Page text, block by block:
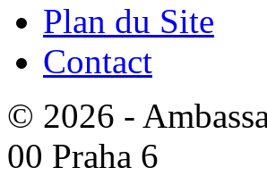
Plan du Site
Contact
© 2026 -
00 Praha 6